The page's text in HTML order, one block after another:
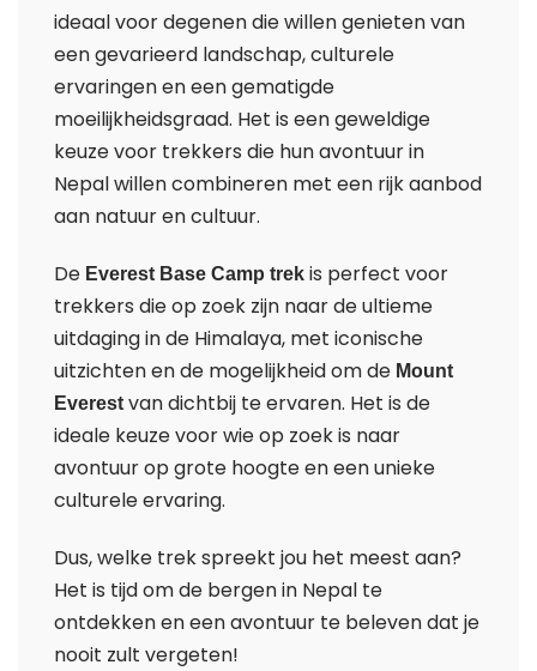
ideaal voor degenen die willen genieten van
een gevarieerd landschap, culturele
ervaringen en een gematigde
moeilijkheidsgraad. Het is een geweldige
keuze voor trekkers die hun avontuur in
Nepal willen combineren met een rijk aanbod
aan natuur en cultuur.
De Everest Base Camp trek is perfect voor
trekkers die op zoek zijn naar de ultieme
uitdaging in de Himalaya, met iconische
uitzichten en de mogelijkheid om de Mount
Everest van dichtbij te ervaren. Het is de
ideale keuze voor wie op zoek is naar
avontuur op grote hoogte en een unieke
culturele ervaring.
Dus, welke trek spreekt jou het meest aan?
Het is tijd om de bergen in Nepal te
ontdekken en een avontuur te beleven dat je
nooit zult vergeten!